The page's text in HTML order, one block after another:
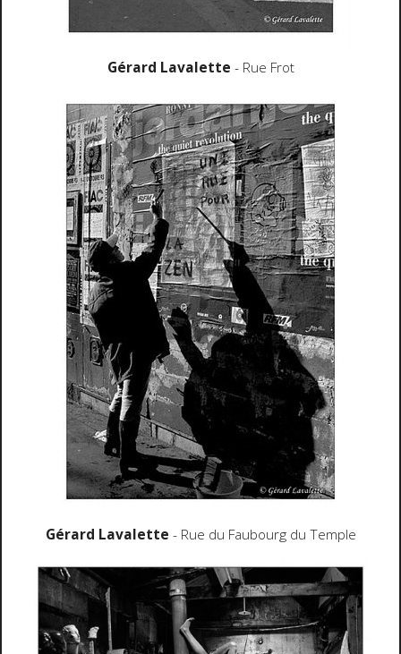
Gérard Lavalette - Rue Frot
Gérard Lavalette - Rue du Faubourg du Temple